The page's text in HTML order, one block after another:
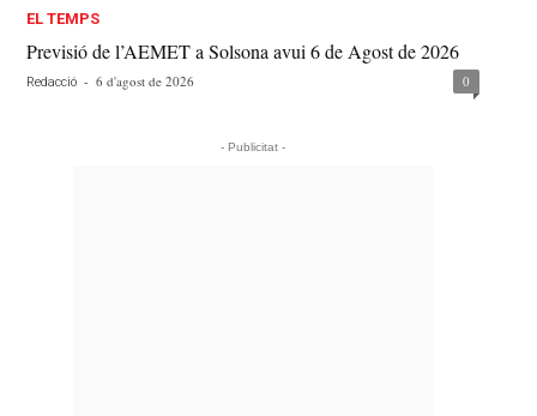
EL TEMPS
Previsió de l’AEMET a Solsona avui 6 de Agost de 2026
Redacció - 6 d'agost de 2026 0
- Publicitat -